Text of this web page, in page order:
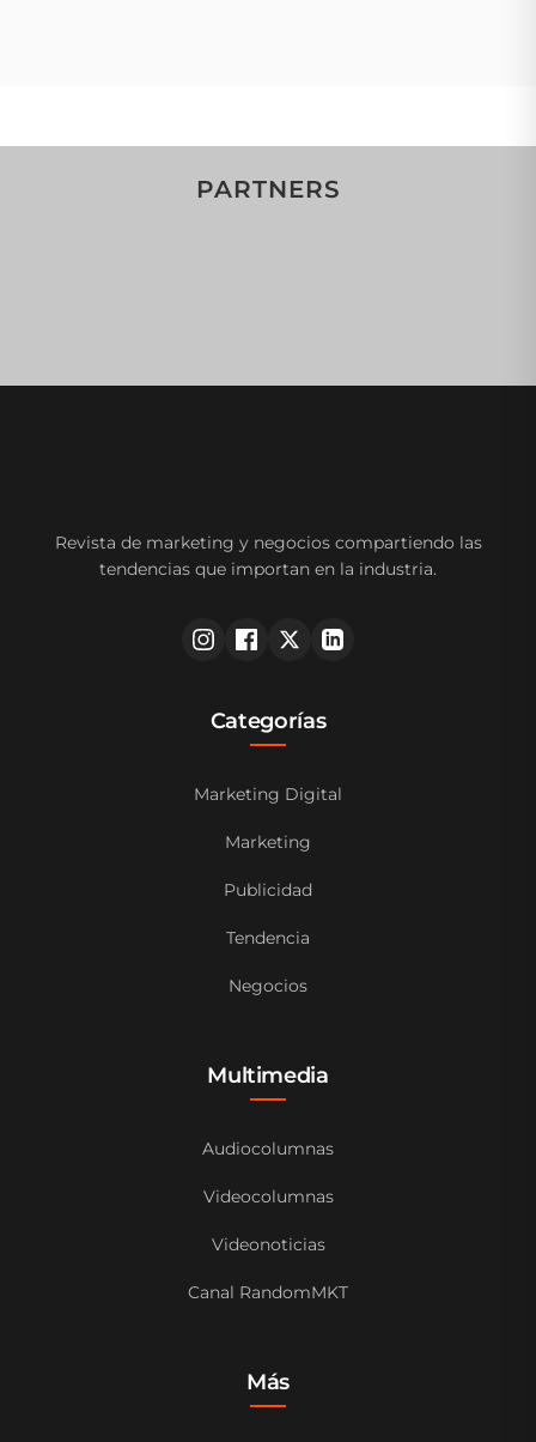
PARTNERS
Revista de marketing y negocios compartiendo las
tendencias que importan en la industria.
Categorías
Marketing Digital
Marketing
Publicidad
Tendencia
Negocios
Multimedia
Audiocolumnas
Videocolumnas
Videonoticias
Canal RandomMKT
Más